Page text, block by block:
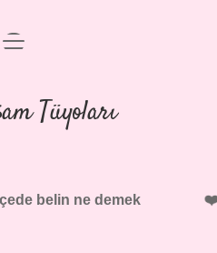
Politikası
Uyarı
menüyü
Tüyoları
belin ne demek